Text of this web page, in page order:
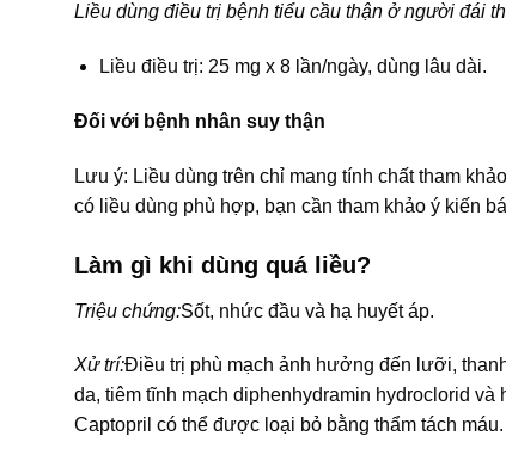
Liều dùng điều trị bệnh tiểu cầu thận ở người đái
Liều điều trị: 25 mg x 8 lần/ngày, dùng lâu dài.
Đối với bệnh nhân suy thận
Lưu ý: Liều dùng trên chỉ mang tính chất tham
có liều dùng phù hợp, bạn cần tham khảo ý kiến
Làm gì khi dùng quá liều?
Triệu chứng:Sốt, nhức đầu và hạ huyết áp.
Xử trí:Điều trị phù mạch ảnh hưởng đến lưỡi,
da, tiêm tĩnh mạch diphenhydramin hydroclorid
Captopril có thể được loại bỏ bằng thẩm tách máu.